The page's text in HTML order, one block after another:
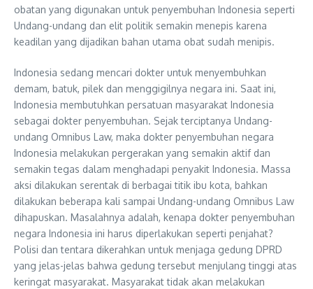
obatan yang digunakan untuk penyembuhan Indonesia seperti
Undang-undang dan elit politik semakin menepis karena
keadilan yang dijadikan bahan utama obat sudah menipis.
Indonesia sedang mencari dokter untuk menyembuhkan
demam, batuk, pilek dan menggigilnya negara ini. Saat ini,
Indonesia membutuhkan persatuan masyarakat Indonesia
sebagai dokter penyembuhan. Sejak terciptanya Undang-
undang Omnibus Law, maka dokter penyembuhan negara
Indonesia melakukan pergerakan yang semakin aktif dan
semakin tegas dalam menghadapi penyakit Indonesia. Massa
aksi dilakukan serentak di berbagai titik ibu kota, bahkan
dilakukan beberapa kali sampai Undang-undang Omnibus Law
dihapuskan. Masalahnya adalah, kenapa dokter penyembuhan
negara Indonesia ini harus diperlakukan seperti penjahat?
Polisi dan tentara dikerahkan untuk menjaga gedung DPRD
yang jelas-jelas bahwa gedung tersebut menjulang tinggi atas
keringat masyarakat. Masyarakat tidak akan melakukan